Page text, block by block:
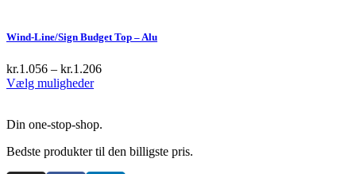
Wind-Line/Sign Budget Top – Alu
kr.1.056 – kr.1.206
Vælg mulighederThis
multiple
The
Din one-stop-shop.
Bedste produkter til den billigste pris.